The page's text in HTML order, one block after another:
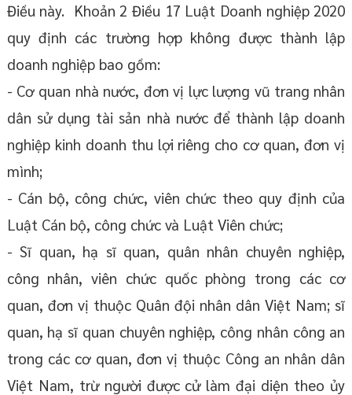
Điều này. Khoản 2 Điều 17 Luật Doanh nghiệp 2020
quy định các trường hợp không được thành lập
doanh nghiệp bao gồm:
- Cơ quan nhà nước, đơn vị lực lượng vũ trang nhân
dân sử dụng tài sản nhà nước để thành lập doanh
nghiệp kinh doanh thu lợi riêng cho cơ quan, đơn vị
mình;
- Cán bộ, công chức, viên chức theo quy định của
Luật Cán bộ, công chức và Luật Viên chức;
- Sĩ quan, hạ sĩ quan, quân nhân chuyên nghiệp,
công nhân, viên chức quốc phòng trong các cơ
quan, đơn vị thuộc Quân đội nhân dân Việt Nam; sĩ
quan, hạ sĩ quan chuyên nghiệp, công nhân công an
trong các cơ quan, đơn vị thuộc Công an nhân dân
Việt Nam, trừ người được cử làm đại diện theo ủy